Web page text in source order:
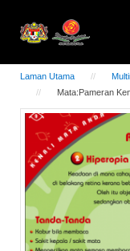
Laman Utama
Mata:Pameran